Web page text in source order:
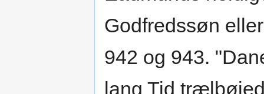
Godfredssøn
942 og 943.
lang Tid